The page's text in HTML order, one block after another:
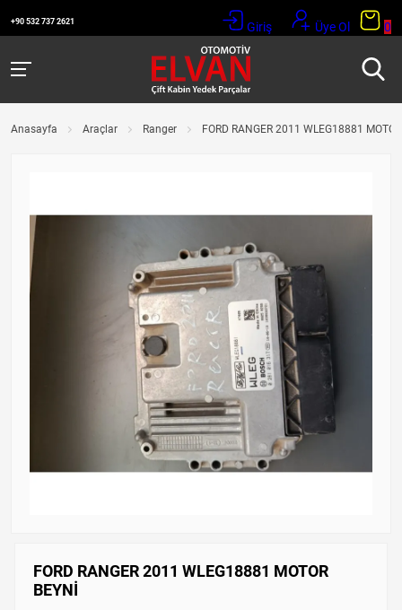
+90 532 737 2621 Giriş Üye Ol 0
Anasayfa Araçlar Ranger FORD RANGER 2011 WLEG18881
FORD RANGER 2011 WLEG18881 MOTOR
BEYNİ